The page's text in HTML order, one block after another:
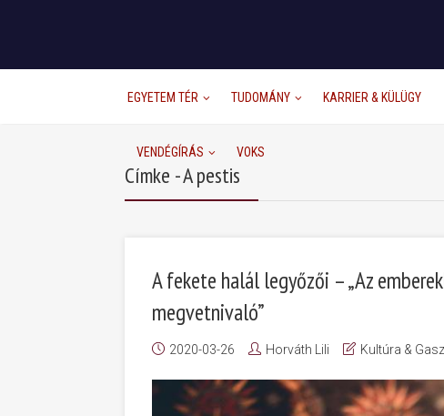
EGYETEM TÉR TUDOMÁNY KARRIER & KÜLÜGY
VENDÉGÍRÁS VOKS
Címke - A pestis
A fekete halál legyőzői – „Az
megvetnivaló”
2020-03-26 Horváth Lili Kultúra &